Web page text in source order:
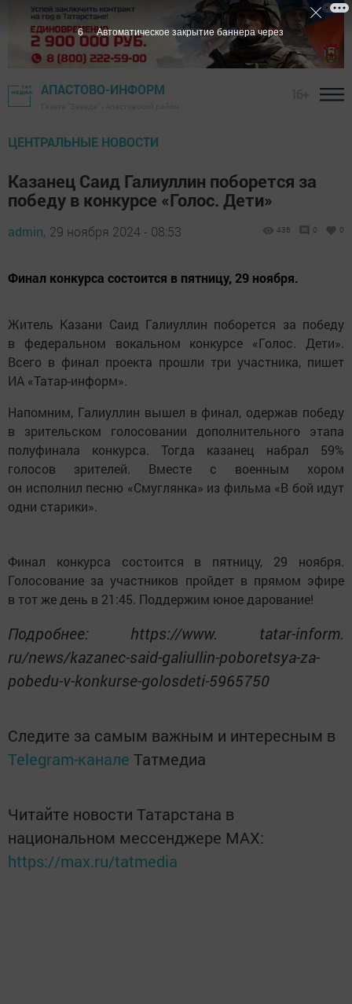
АПАСТОВО-ИНФОРМ
ЦЕНТРАЛЬНЫЕ НОВОСТИ
Казанец Саид Галиуллин поборется за
победу в конкурсе «Голос. Дети»
admin, 29 ноября 2024 - 08:53 436 0 0
Финал конкурса состоится в пятницу, 29 ноября.
Житель Казани Саид Галиуллин поборется за победу
в федеральном вокальном конкурсе «Голос. Дети».
Всего в финал проекта прошли три участника, пишет
ИА «Татар-информ».
Напомним, Галиуллин вышел в финал, одержав победу
в зрительском голосовании дополнительного этапа
полуфинала конкурса. Тогда казанец набрал 59%
голосов зрителей. Вместе с военным хором
он исполнил песню «Смуглянка» из фильма «В бой идут
одни старики».
Финал конкурса состоится в пятницу, 29 ноября.
Голосование за участников пройдет в прямом эфире
в тот же день в 21:45. Поддержим юное дарование!
Подробнее: https://www. tatar-inform.
ru/news/kazanec-said-galiullin-poboretsya-za-
pobedu-v-konkurse-golosdeti-5965750
Следите за самым важным и интересным в
Telegram-канале Татмедиа
Читайте новости Татарстана в
национальном мессенджере MАХ:
https://max.ru/tatmedia
4 Автоматическое закрытие баннера через